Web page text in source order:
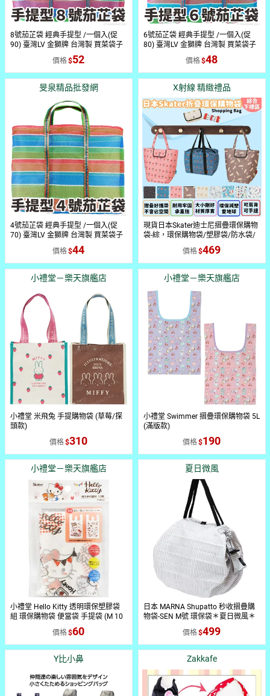
8號茄芷袋 經典手提型 /一個入(促
90) 臺灣LV 金獅牌 台灣製 買菜袋子
MIT 復古袋 TW 復古手提袋 傳統袋
買菜袋 尼龍袋價格 52
6號茄芷袋 經典手提型 /一個入(促
80) 臺灣LV 金獅牌 台灣製 買菜袋子
MIT 復古袋 TW 復古手提袋 傳統袋
買菜袋 尼龍袋價格 48
旻泉精品批發網
4號茄芷袋 經典手提型 /一個入(促
70) 臺灣LV 金獅牌 台灣製 買菜袋子
MIT 復古袋 TW 復古手提袋 傳統袋
買菜袋 尼龍袋價格 44
X射線 精緻禮品
現貨日本Skater迪士尼摺疊環保購物
袋-綜，環保購物袋/塑膠袋/防水袋/
補貨袋/收納袋/折疊購物袋，X射線
【C500411】價格 469
小禮堂－樂天旗艦店
小禮堂 米飛兔 手提購物袋 (草莓/探
頭款)
價格
310
小禮堂－樂天旗艦店
小禮堂 Swimmer 摺疊環保購物袋 5L
(滿版款)
價格
190
小禮堂－樂天旗艦店
小禮堂 Hello Kitty 透明環保塑膠袋
組 環保購物袋 便當袋 手提袋 (M 10
價格 60
夏日微風
日本 MARNA Shupatto 秒收摺疊購
物袋-SEN M號 環保袋＊夏日微風＊
｜APP下單最高再賺22%點數
價格 499
Y比小鼻 Zakkafe